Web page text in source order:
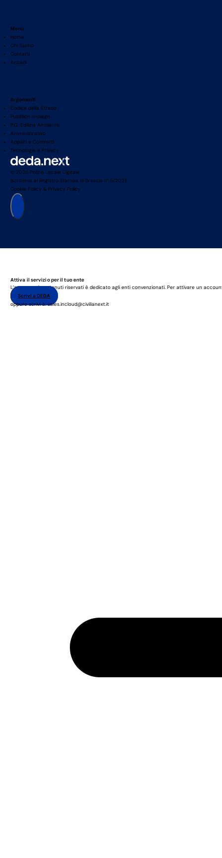
Menù
Home
Chi Siamo
Contatti
Accedi
Argomenti
Codice della Strada
Pubblico Impiego
P.G. Edilizia Ambiente
Amministrativo
Appalti e Contratti
Tecnologie e Privacy
© 2026 Polizia Locale Digitale
Iscrizione al Registro Stampa di Brescia n° 6/2025
Cookie Policy & Privacy Policy
Attiva il servizio per il tuo ente
L’accesso ai contenuti riservati è dedicato agli enti convenzionati. Per attivare un
Scrivi a DEDA
oppure scrivi a: sales.incloud@civilianext.it